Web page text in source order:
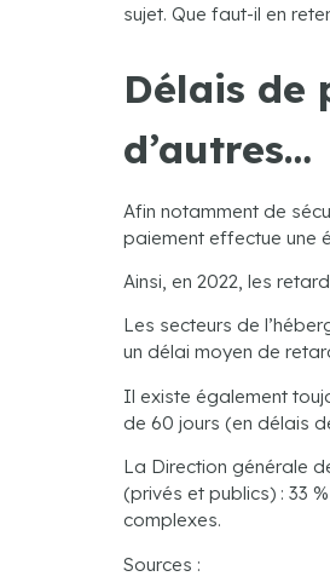
sujet. Que faut-il en
Délais de
d’autres…
Afin notamment de
paiement effectue une
Ainsi, en 2022, les
Les secteurs de
un délai moyen de
Il existe également
de 60 jours (en délais
La Direction générale
(privés et publics) : 33
complexes.
Sources :